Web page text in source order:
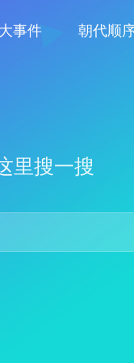
大事件 朝代顺
里搜一搜